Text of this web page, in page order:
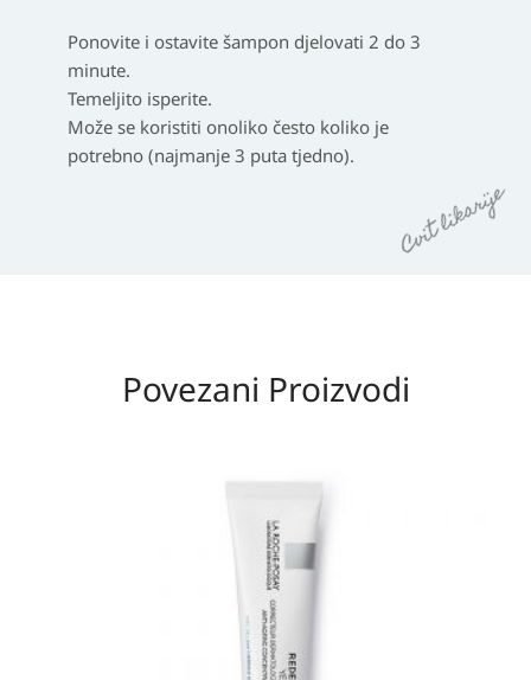
Ponovite i ostavite šampon djelovati 2 do 3
minute.
Temeljito isperite.
Može se koristiti onoliko često koliko je
potrebno (najmanje 3 puta tjedno).
Povezani Proizvodi